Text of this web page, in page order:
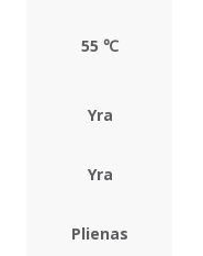
55 ℃
Yra
Yra
Plienas